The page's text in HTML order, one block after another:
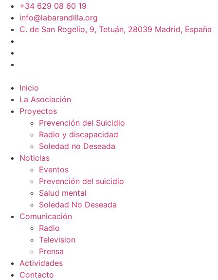
+34 629 08 60 19
info@labarandilla.org
C. de San Rogelio, 9, Tetuán, 28039 Madrid, España
Inicio
La Asociación
Proyectos
Prevención del Suicidio
Radio y discapacidad
Soledad no Deseada
Noticias
Eventos
Prevención del suicidio
Salud mental
Soledad No Deseada
Comunicación
Radio
Television
Prensa
Actividades
Contacto